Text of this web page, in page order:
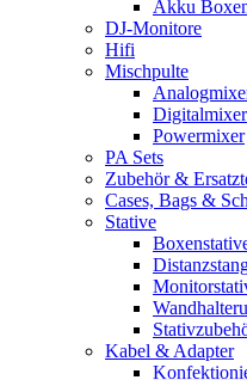
Akku
DJ-Monitore
Hifi
Mischpulte
Digitalmixer
Powermixer
PA Sets
Zubehör &
Cases, Bags &
Stative
Kabel & Adapter